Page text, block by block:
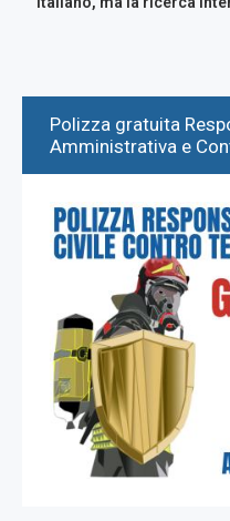
Polizza gratuita
Amministrativa e